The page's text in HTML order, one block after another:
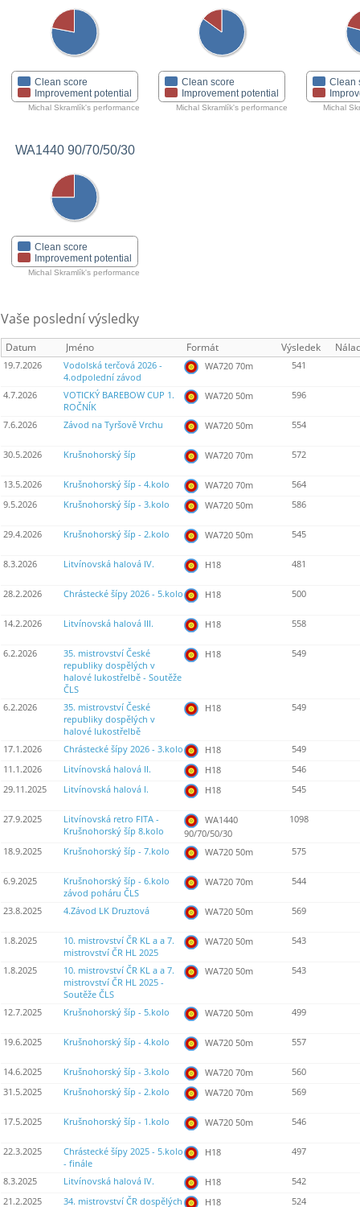
Clean score
Improvement potential
Michal Skramlík's performance
Clean score
Improvement potential
Michal Skramlík's performance
Clean
Michal
WA1440 90/70/50/30
Clean score
Improvement potential
Michal Skramlík's performance
Vaše poslední výsledky
Datum Jméno Formát Výsledek
19.7.2026
Vodolská terčová 2026 -
4.odpolední závod
WA720 70m 541
4.7.2026
VOTICKÝ BAREBOW CUP 1.
ROČNÍK
WA720 50m 596
7.6.2026 Závod na Tyršově Vrchu WA720 50m 554
30.5.2026 Krušnohorský šíp WA720 70m 572
13.5.2026 Krušnohorský šíp - 4.kolo WA720 70m
564
9.5.2026
Krušnohorský šíp - 3.kolo WA720 50m 586
29.4.2026 Krušnohorský šíp - 2.kolo WA720 50m 545
8.3.2026 Litvínovská halová IV. H18 481
28.2.2026 Chrástecké šípy 2026 - 5.kolo H18 500
14.2.2026 Litvínovská halová III. H18 558
6.2.2026
35. mistrovství České
republiky dospělých v
halové lukostřelbě - Soutěže
ČLS
H18 549
6.2.2026
35. mistrovství České
republiky dospělých v
halové lukostřelbě
H18 549
17.1.2026 Chrástecké šípy 2026 - 3.kolo H18
549
11.1.2026
Litvínovská halová II. H18
546
29.11.2025
Litvínovská halová I. H18 545
27.9.2025
Litvínovská retro FITA -
Krušnohorský šíp 8.kolo
WA1440
90/70/50/30
1098
18.9.2025 Krušnohorský šíp - 7.kolo WA720 50m 575
6.9.2025
Krušnohorský šíp - 6.kolo
závod poháru ČLS
WA720 70m 544
23.8.2025 4.Závod LK Druztová WA720 50m 569
1.8.2025
10. mistrovství ČR KL a a 7.
mistrovství ČR HL 2025
WA720 50m 543
1.8.2025
10. mistrovství ČR KL a a 7.
mistrovství ČR HL 2025 -
Soutěže ČLS
WA720 50m 543
12.7.2025 Krušnohorský šíp - 5.kolo WA720 50m 499
19.6.2025 Krušnohorský šíp - 4.kolo WA720 50m 557
14.6.2025 Krušnohorský šíp - 3.kolo WA720 70m
560
31.5.2025
Krušnohorský šíp - 2.kolo WA720 70m 569
17.5.2025 Krušnohorský šíp - 1.kolo WA720 50m 546
22.3.2025
Chrástecké šípy 2025 - 5.kolo
- finále
H18 497
8.3.2025 Litvínovská halová IV. H18
542
21.2.2025
34. mistrovství ČR dospělých H18 524